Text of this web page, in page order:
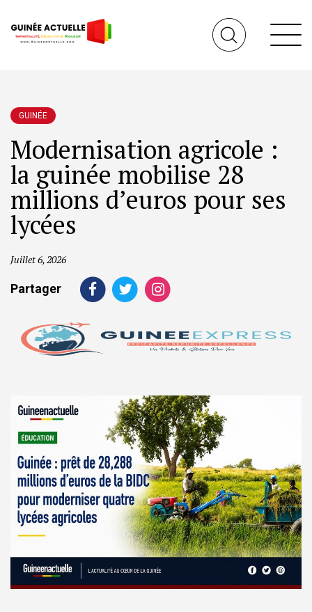
GUINÉE
Modernisation agricole :
la guinée mobilise 28
millions d’euros pour ses
lycées
Juillet 6, 2026
Partager